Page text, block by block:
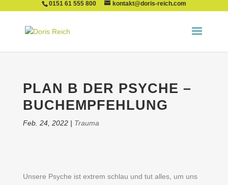
0151 61 555 800 kontakt@doris-reich.com
PLAN B DER PSYCHE –
BUCHEMPFEHLUNG
Feb. 24, 2022| Trauma
Unsere Psyche ist extrem schlau und tut alles, um uns